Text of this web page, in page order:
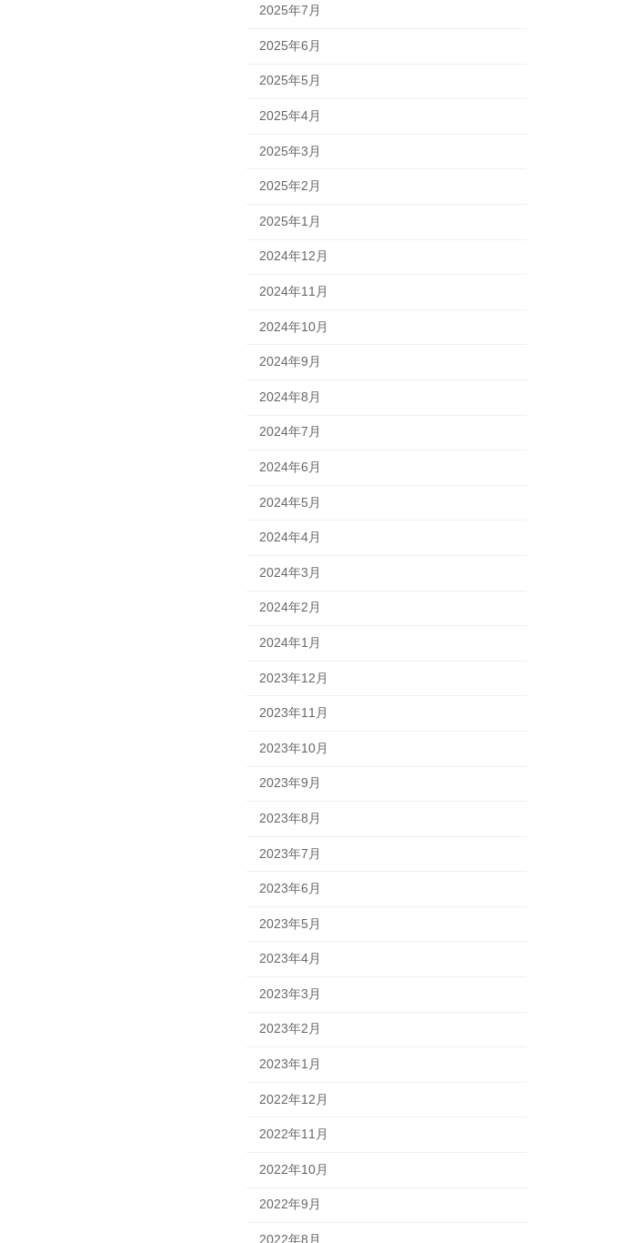
2025年7月
2025年6月
2025年5月
2025年4月
2025年3月
2025年2月
2025年1月
2024年12月
2024年11月
2024年10月
2024年9月
2024年8月
2024年7月
2024年6月
2024年5月
2024年4月
2024年3月
2024年2月
2024年1月
2023年12月
2023年11月
2023年10月
2023年9月
2023年8月
2023年7月
2023年6月
2023年5月
2023年4月
2023年3月
2023年2月
2023年1月
2022年12月
2022年11月
2022年10月
2022年9月
2022年8月